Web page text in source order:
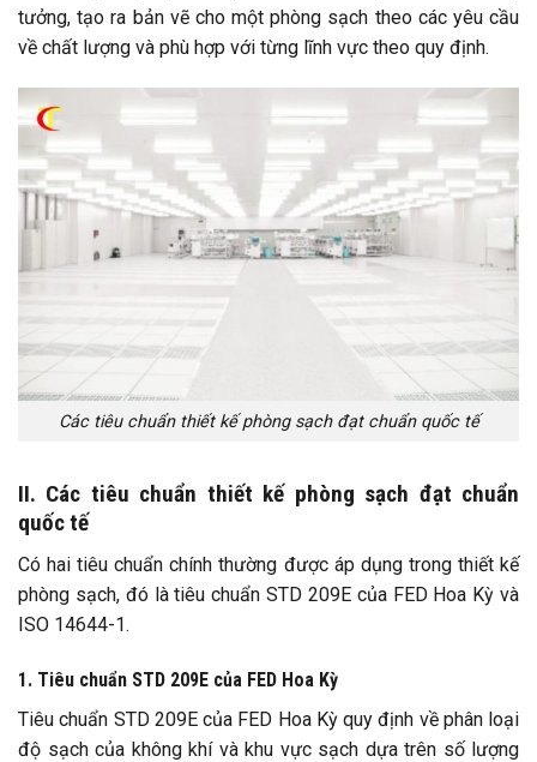
tưởng, tạo ra bản vẽ cho một phòng sạch theo các yêu cầu
về chất lượng và phù hợp với từng lĩnh vực theo quy định.
Các tiêu chuẩn thiết kế phòng sạch đạt chuẩn quốc tế
II. Các tiêu chuẩn thiết kế phòng sạch đạt chuẩn
quốc tế
Có hai tiêu chuẩn chính thường được áp dụng trong thiết kế
phòng sạch, đó là tiêu chuẩn STD 209E của FED Hoa Kỳ và
ISO 14644-1.
1. Tiêu chuẩn STD 209E của FED Hoa Kỳ
Tiêu chuẩn STD 209E của FED Hoa Kỳ quy định về phân loại
độ sạch của không khí và khu vực sạch dựa trên số lượng